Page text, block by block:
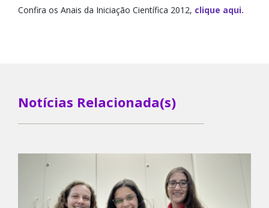
Revistas Científicas e Ebooks
Termos de Compromisso
Vagas e Bolsas
Confira os Anais da Iniciação Científica 2012, clique aqui.
Notícias Relacionada(s)